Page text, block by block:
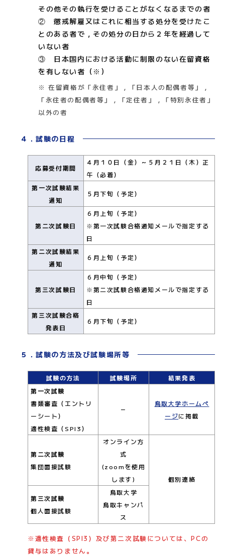
その他その執行を受けることがなくなるまでの者
② 懲戒解雇又はこれに相当する処分を受けたこ
とのある者で，その処分の日から２年を経過して
いない者
③ 日本国内における活動に制限のない在留資格
を有しない者（※）
※ 在留資格が「永住者」，「日本人の配偶者等」，
「永住者の配偶者等」，「定住者」，「特別永住者」
以外の者
４．試験の日程
応募受付期間
４月１０日（金）～５月２１日（木）正
午（必着）
第一次試験結果
通知
５月下旬（予定）
第二次試験日
６月上旬（予定）
※第一次試験合格通知メールで指定する
日
第二次試験結果
通知
６月上旬（予定）
第三次試験日
６月中旬（予定）
※第二次試験合格通知メールで指定する
日
第三次試験合格
発表日
６月下旬（予定）
５．試験の方法及び試験場所等
試験の方法 試験場所
結果発表
第一次試験
書類審査（エントリ
ーシート）
適性検査（SPI3）
－
鳥取大学ホームペ
ージに掲載
第二次試験
集団面接試験
オンライン方
式
(zoomを使用
します)
個別連絡
第三次試験
個人面接試験
鳥取大学
鳥取キャンパ
ス
※適性検査（SPI3）及び第二次試験については、PCの
貸与はありません。